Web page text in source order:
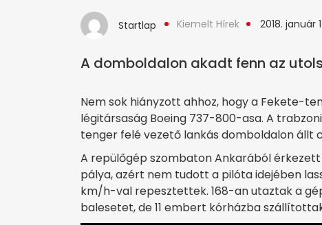
Startlap Kiemelt Hírek 2018. január
A domboldalon akadt fenn az
Nem sok hiányzott ahhoz, hogy a Fekete-
légitársaság Boeing 737-800-asa. A
tenger felé vezető lankás domboldalon állt
A repülőgép szombaton Ankarából
pálya, azért nem tudott a pilóta idejében
km/h-val repesztettek. 168-an utaztak a
balesetet, de 11 embert kórházba